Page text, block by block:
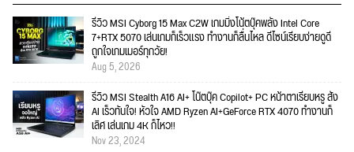
รีวิว MSI Cyborg 15 Max C2W เกมมิ่งโน้ตบุ๊คพลัง Intel Core
7+RTX 5070 เล่นเกมก็เร็วแรง ทำงานก็ลื่นไหล ดีไซน์เรียบง่ายดูดี
ถูกใจเกมเมอร์ทุกวัย!
Aug 5, 2026
รีวิว MSI Stealth A16 AI+ โน๊ตบุ๊ค Copilot+ PC หน้าตาเรียบหรู สั่ง
AI เร็วทันใจ! หัวใจ AMD Ryzen AI+GeForce RTX 4070 ทำงานก็
เลิศ เล่นเกม 4K ก็ไหว!!
Nov 23, 2024